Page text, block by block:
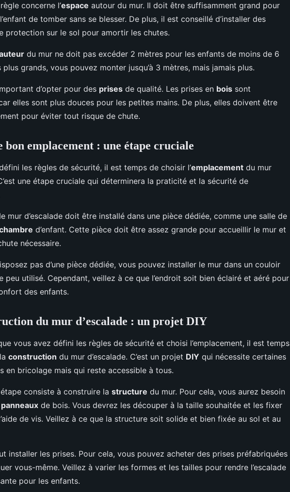
concerne l’espace autour du mur. Il doit être suffisamment grand pour
de tomber sans se blesser. De plus, il est conseillé d’installer des
protection sur le sol pour amortir les chutes.
du mur ne doit pas excéder 2 mètres pour les enfants de moins de 6
plus grands, vous pouvez monter jusqu’à 3 mètres, mais jamais plus.
d’opter pour des prises de qualité. Les prises en bois sont
elles sont plus douces pour les petites mains. De plus, elles doivent être
pour éviter tout risque de chute.
bon emplacement : une étape cruciale
les règles de sécurité, il est temps de choisir l’emplacement du mur
une étape cruciale qui déterminera la praticité et la sécurité de
mur d’escalade doit être installé dans une pièce dédiée, comme une salle de
d’enfant. Cette pièce doit être assez grande pour accueillir le mur et
nécessaire.
pas d’une pièce dédiée, vous pouvez installer le mur dans un couloir
peu utilisé. Cependant, veillez à ce que l’endroit soit bien éclairé et aéré pour
des enfants.
du mur d’escalade : un projet DIY
vous avez défini les règles de sécurité et choisi l’emplacement, il est temps
construction du mur d’escalade. C’est un projet DIY qui nécessite certaines
en bricolage mais qui reste accessible à tous.
consiste à construire la structure du mur. Pour cela, vous aurez besoin
panneaux de bois. Vous devrez les découper à la taille souhaitée et les fixer
de vis. Veillez à ce que la structure soit solide et bien fixée au sol et au
installer les prises. Pour cela, vous pouvez acheter des prises préfabriquées
vous-même. Veillez à varier les formes et les tailles pour rendre l’escalade
pour les enfants.